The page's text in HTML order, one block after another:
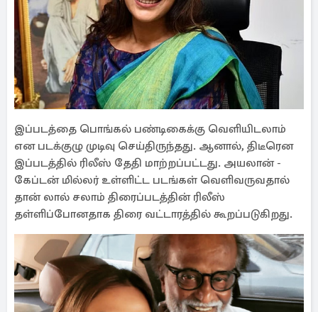
இப்படத்தை பொங்கல் பண்டிகைக்கு வெளியிடலாம்
என படக்குழு முடிவு செய்திருந்தது. ஆனால், திடீரென
இப்படத்தில் ரிலீஸ் தேதி மாற்றப்பட்டது. அயலான் -
கேப்டன் மில்லர் உள்ளிட்ட படங்கள் வெளிவருவதால்
தான் லால் சலாம் திரைப்படத்தின் ரிலீஸ்
தள்ளிப்போனதாக திரை வட்டாரத்தில் கூறப்படுகிறது.